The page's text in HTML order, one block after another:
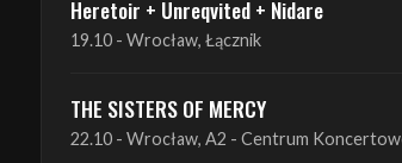
THE SISTERS OF MERCY
22.10 - Wrocław, A2 - Centrum Koncertowe
THE SISTERS OF MERCY
23.10 - Warszawa, Progresja